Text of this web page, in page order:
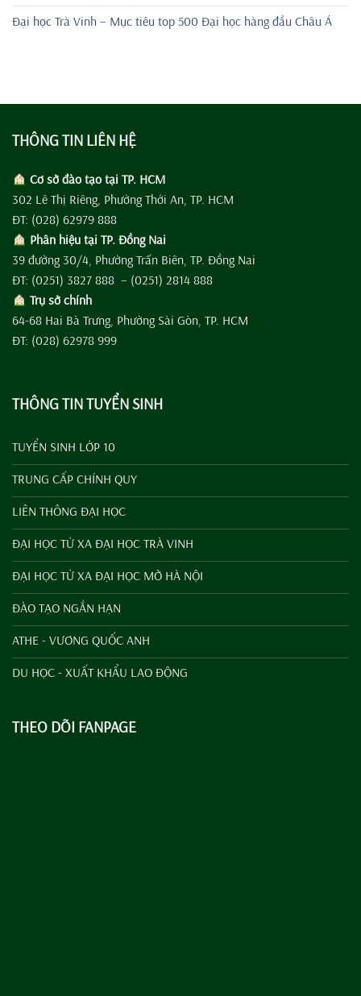
Đại học Trà Vinh – Mục tiêu top 500 Đại học hàng đầu Châu Á
THÔNG TIN LIÊN HỆ
Cơ sở đào tạo tại TP. HCM
302 Lê Thị Riêng, Phường Thới An, TP. HCM
ĐT: (028) 62979 888
Phân hiệu tại TP. Đồng Nai
39 đường 30/4, Phường Trấn Biên, TP. Đồng Nai
ĐT: (0251) 3827 888 – (0251) 2814 888
Trụ sở chính
64-68 Hai Bà Trưng, Phường Sài Gòn, TP. HCM
ĐT: (028) 62978 999
THÔNG TIN TUYỂN SINH
TUYỂN SINH LỚP 10
TRUNG CẤP CHÍNH QUY
LIÊN THÔNG ĐẠI HỌC
ĐẠI HỌC TỪ XA ĐẠI HỌC TRÀ VINH
ĐẠI HỌC TỪ XA ĐẠI HỌC MỞ HÀ NỘI
ĐÀO TẠO NGẮN HẠN
ATHE - VƯƠNG QUỐC ANH
DU HỌC - XUẤT KHẨU LAO ĐỘNG
THEO DÕI FANPAGE